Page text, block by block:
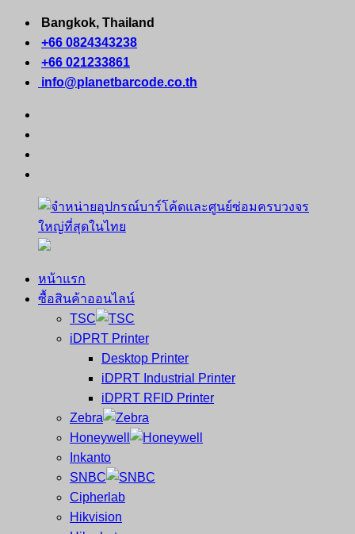
Skip
content
Bangkok, Thailand
+66 0824343238
+66 021233861
info@planetbarcode.co.th
จำหน่าย
คอมพิวเตอร์
หน้าแรก
ซื้อสินค้าออนไลน์
TSC
iDPRT Printer
Desktop Printer
iDPRT Industrial Printer
iDPRT RFID Printer
Zebra
Honeywell
Inkanto
SNBC
Cipherlab
Hikvision